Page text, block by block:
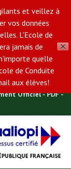
et veillez à
vos données
L'Ecole de
jamais de
quelle
de Conduite
aux élèves!
✕
ecole-de-conduite-
chartraine@orange.fr
vous accueille
ville de Chartres.
Officiel - PDF -